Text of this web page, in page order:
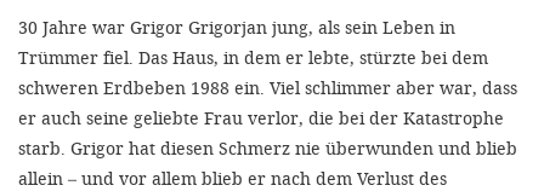
30 Jahre war Grigor Grigorjan jung, als sein Leben in
Trümmer fiel. Das Haus, in dem er lebte, stürzte bei dem
schweren Erdbeben 1988 ein. Viel schlimmer aber war, dass
er auch seine geliebte Frau verlor, die bei der Katastrophe
starb. Grigor hat diesen Schmerz nie überwunden und blieb
allein – und vor allem blieb er nach dem Verlust des
'Cookie-
Impressum